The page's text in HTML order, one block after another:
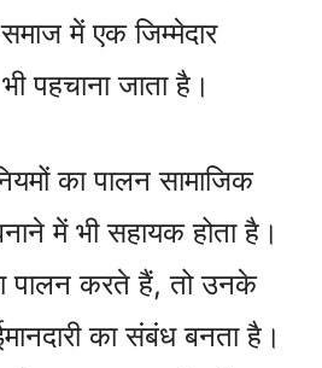
में एक जिम्मेदार
पहचाना जाता है।
का पालन सामाजिक
में भी सहायक होता है।
पालन करते हैं, तो उनके
का संबंध बनता है।